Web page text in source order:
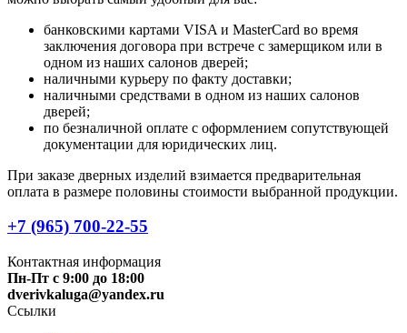
банковскими картами VISA и MasterCard во время
заключения договора при встрече с замерщиком или в
одном из наших салонов дверей;
наличными курьеру по факту доставки;
наличными средствами в одном из наших салонов
дверей;
по безналичной оплате с оформлением сопутствующей
документации для юридических лиц.
При заказе дверных изделий взимается предварительная
оплата в размере половины стоимости выбранной продукции.
+7 (965) 700-22-55
Контактная информация
Пн-Пт с 9:00 до 18:00
dverivkaluga@yandex.ru
Ссылки